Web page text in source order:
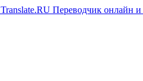
Translate.RU Переводчик онлайн и